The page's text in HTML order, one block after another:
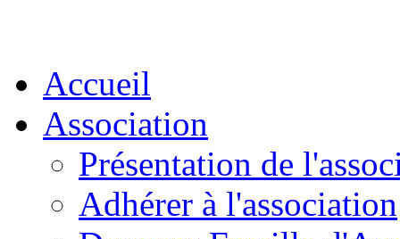
Accueil
Association
Présentation de
Adhérer à l'association